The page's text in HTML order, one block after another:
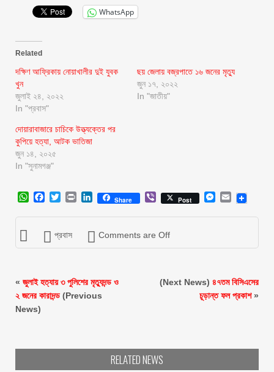
WhatsApp
Related
দক্ষিণ আফ্রিকায় নোয়াখালীর দুই যুবক
খুন
জুলাই ২৪, ২০২২
In "প্রবাস"
ছয় জেলায় বজ্রপাতে ১৬ জনের মৃত্যু
জুন ১৭, ২০২২
In "জাতীয়"
দোয়ারাবাজারে চাচিকে উত্ত্যক্তের পর
কুপিয়ে হত্যা, আটক ভাতিজা
জুন ১৪, ২০২৫
In "সুনামগঞ্জ"
WhatsApp
Facebook
Twitter
Print LinkedIn
Share ViberPost Messenger
Email
প্রবাস Comments are Off
« জুলাই হত্যায় ৩ পুলিশের মৃত্যুদন্ড ও
২ জনের কারাদন্ড(Previous
News)
(Next News) ৪৭তম বিসিএসের
চূড়ান্ত ফল প্রকাশ»
RELATED NEWS